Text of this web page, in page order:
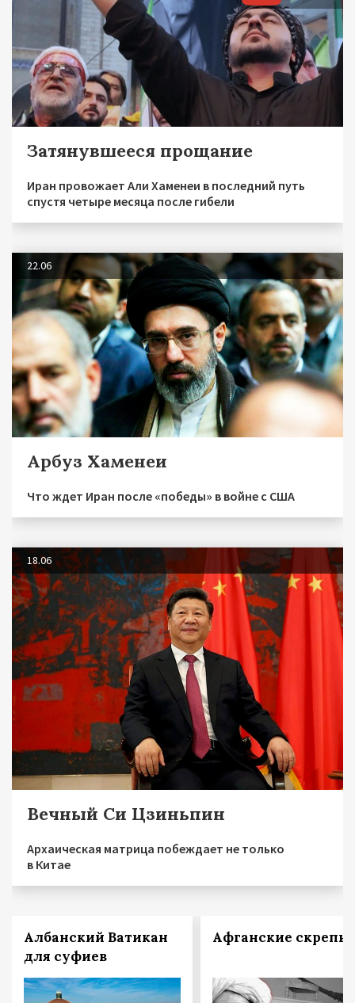
Затянувшееся прощание
Иран провожает Али Хаменеи в последний путь
спустя четыре месяца после гибели
22.06
Арбуз Хаменеи
Что ждет Иран после «победы» в войне с США
18.06
Вечный Си Цзиньпин
Архаическая матрица побеждает не только
в Китае
Албанский Ватикан
для суфиев
Афганские скрепы